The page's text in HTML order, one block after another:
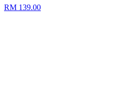
RM 139.00